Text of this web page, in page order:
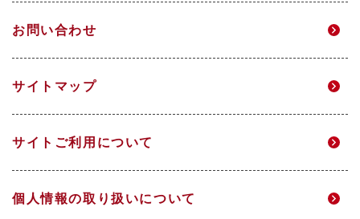
研究開発
環境
DX
人的資本経営
社会
お問い合わせ
サイトマップ
サイトご利用について
個人情報の取り扱いについて